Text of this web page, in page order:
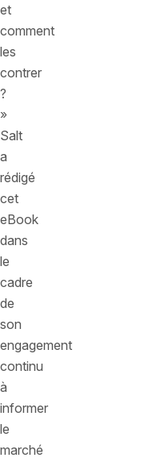
et
comment
les
contrer
?
»
Salt
a
rédigé
cet
eBook
dans
le
cadre
de
son
engagement
continu
à
informer
le
marché